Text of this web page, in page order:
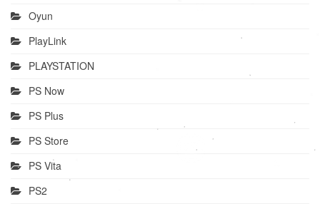
Oyun
PlayLink
PLAYSTATION
PS Now
PS Plus
PS Store
PS Vita
PS2